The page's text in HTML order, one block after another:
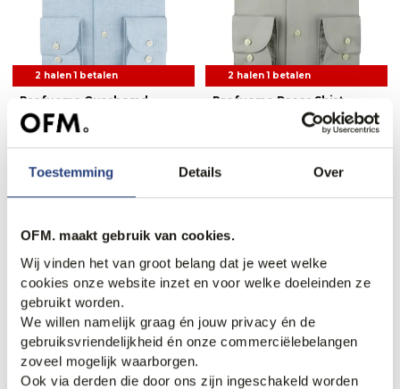
Toestemming Details Over
OFM. maakt gebruik van cookies.
Wij vinden het van groot belang dat je weet welke
cookies onze website inzet en voor welke doeleinden ze
gebruikt worden.
We willen namelijk graag én jouw privacy én de
gebruiksvriendelijkheid én onze commerciëlebelangen
zoveel mogelijk waarborgen.
Ook via derden die door ons zijn ingeschakeld worden
2 halen 1 betalen
Profuomo Overhemd
Regular Fit
89,95
2 halen 1 betalen
Profuomo Dress Shirt
2 halen 1 betalen 2 halen 1 betalen